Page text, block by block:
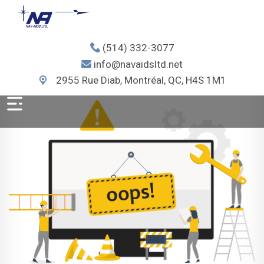
(514) 332-3077
info@navaidsltd.net
2955 Rue Diab, Montréal, QC, H4S 1M1